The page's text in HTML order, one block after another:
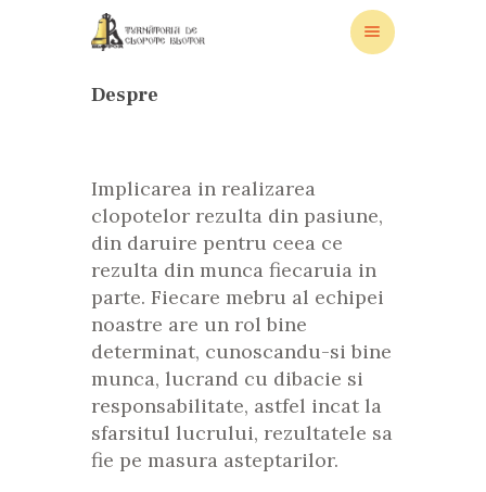
Despre
ACASA
PRODUSE SI SERVICII
GALERIE
REFERINTE
DESPRE
BLOG
NOUTĂTI
CONTACT
Implicarea in realizarea
clopotelor rezulta din pasiune,
din daruire pentru ceea ce
rezulta din munca fiecaruia in
parte. Fiecare mebru al echipei
noastre are un rol bine
determinat, cunoscandu-si bine
munca, lucrand cu dibacie si
responsabilitate, astfel incat la
sfarsitul lucrului, rezultatele sa
fie pe masura asteptarilor.